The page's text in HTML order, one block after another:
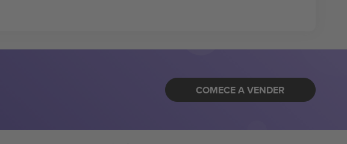
COMECE A VENDER